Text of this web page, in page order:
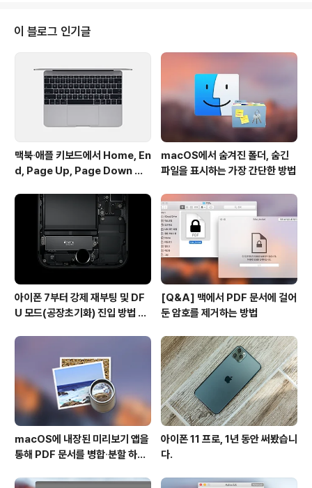
했습니다. 제품의 정식 명칭은 'Moshi USB 3.0 to Giga
bit Ethernet Adapter'로, 지난달 미국에서 제품을 출시
한데 이어 이번에 한국 애플 온라인 스토어에 입점하면서
국내에서도 비교적 쉽게 구매할 수 있게 됐습니다.로컬 네
트워크에서 빠른 데이터 전송이 가능한 기가비트 이더넷을
이 블로그 인기글
맥북∙애플 키보드에서 Home, En
d, Page Up, Page Down 키
macOS에서 숨겨진 폴더, 숨긴
파일을 표시하는 가장 간단한 방법
아이폰 7부터 강제 재부팅 및 DF
U 모드(공장초기화) 진입 방법 변
[Q&A] 맥에서 PDF 문서에 걸어
둔 암호를 제거하는 방법
macOS에 내장된 미리보기 앱을
통해 PDF 문서를 병합∙분할 하는
아이폰 11 프로, 1년 동안 써봤습니
다.